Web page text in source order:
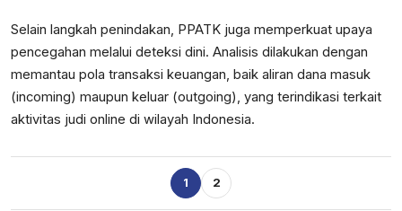
Selain langkah penindakan, PPATK juga memperkuat upaya
pencegahan melalui deteksi dini. Analisis dilakukan dengan
memantau pola transaksi keuangan, baik aliran dana masuk
(incoming) maupun keluar (outgoing), yang terindikasi terkait
aktivitas judi online di wilayah Indonesia.
1 2